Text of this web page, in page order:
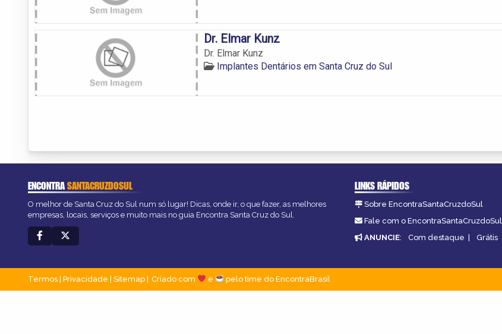
Dr. Elmar Kunz
Dr. Elmar Kunz
Implantes Dentários em Santa Cruz do Sul
ENCONTRASANTACRUZDOSUL
O melhor de Santa Cruz do Sul num só lugar! Dicas, onde ir, o que fazer, as melhores
empresas, locais, serviços e muito mais no guia Encontra Santa Cruz do Sul.
LINKS RÁPIDOS
Sobre EncontraSantaCruzdoSul
Fale com o EncontraSantaCruzdoSul
ANUNCIE: Com destaque | Grátis
Termos Privacidade Sitemap Criado com e pelo time do EncontraBrasil